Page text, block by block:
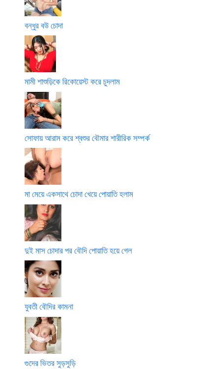
বন্ধুর বউ চোদা
মামী শাশুড়িকে রিকোয়েস্ট করে চুদলাম
সোফায় আরাম করে শ্বশুর বৌমার শারীরিক সম্পর্ক
মা মেয়ে একসাথে চোদা খেয়ে পোয়াতি হলাম
দুই মাস চোদার পর বৌদি পোয়াতি হয়ে গেল
যুবতী বৌদির কামনা
গুদের ভিতর সুড়সুড়ি